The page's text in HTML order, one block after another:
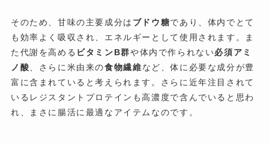
そのため、甘味の主要成分は ブドウ糖であり、体内でとて
も効率よく吸収され、エネルギーとして使用されます。ま
た代謝を高める ビタミンB群や体内で作られない必須アミ
ノ酸 、さらに米由来の食物繊維など、体に必要な成分が豊
富に含まれていると考えられます。さらに近年注目されて
いるレジスタントプロテインも高濃度で含んでいると思わ
れ、まさに腸活に最適なアイテムなのです。